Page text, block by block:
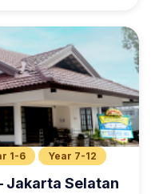
1-6 Year 7-12
Jakarta Selatan